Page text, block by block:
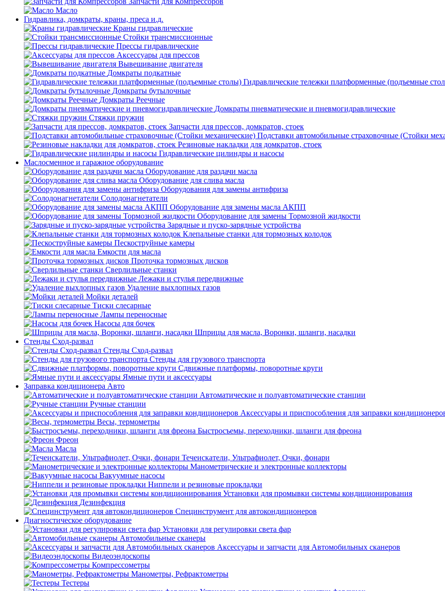
Масло
Гидравлика, домкраты, краны, преса и.д.
Краны гидравлические
Стойки трансмиссионные
Прессы гидравлические
Аксессуары для прессов
Вывешивание двигателя
Домкраты подкатные
Гидравлические тележки платформенные (подъемные
Домкраты бутылочные
Домкраты Реечные
Домкраты пневматические и пневмогидравлические
Стяжки пружин
Запчасти для прессов, домкратов, стоек
Подставки автомобильные страховочные (Стойки
Резиновые накладки для домкратов, стоек
Гидравлические цилиндры и насосы
Маслосменное и гаражное оборудование
Оборудование для раздачи масла
Оборудование для слива масла
Оборудования для замены антифриза
Солодонагнетатели
Оборудование для замены масла АКПП
Оборудование для замены Тормозной жидкости
Зарядные и пуско-зарядные устройства
Клепальные станки для тормозных колодок
Пескоструйные камеры
Емкости для масла
Проточка тормозных дисков
Сверлильные станки
Лежаки и стулья передвижные
Удаление выхлопных газов
Мойки деталей
Тиски слесарные
Лампы переносные
Насосы для бочек
Шприцы для масла, Воронки, шланги, насадки
Стенды Сход-развал
Стенды Сход-развал
Стенды для грузового транспорта
Сдвижные платформы, поворотные круги
Ямные пути и аксессуары
Заправка кондиционера Авто
Автоматические и полуавтоматические станции
Ручные станции
Аксессуары и приспособления для заправки
Весы, термометры
Быстросъемы, переходники, шланги для фреона
Фреон
Масла
Течеискатели, Ультрафиолет, Очки, фонари
Манометрические и электронные коллекторы
Вакуумные насосы
Ниппели и резиновые прокладки
Установки для промывки системы кондиционирования
Дезинфекция
Специнструмент для автокондиционеров
Диагностическое оборудование
Установки для регулировки света фар
Автомобильные сканеры
Аксессуары и запчасти для Автомобильных сканеров
Видеоэндоскопы
Компрессометры
Манометры, Рефрактометры
Тестеры